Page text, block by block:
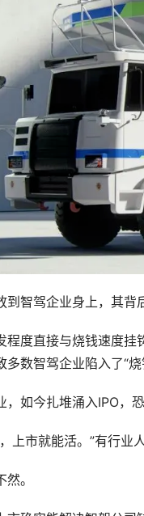
到智驾企业身上，其背
程度直接与烧钱速度
数智驾企业陷入了“烧
如今扎堆涌入IPO，
上市就能活。”有行业
。